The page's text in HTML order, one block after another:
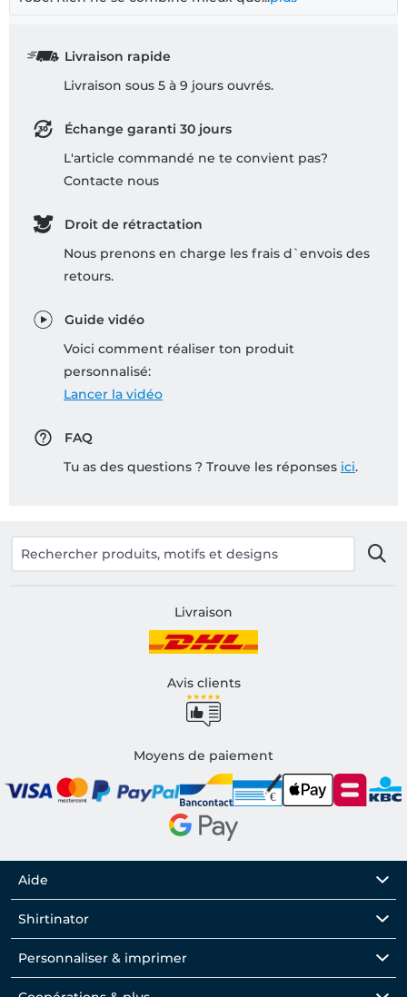
Livraison rapide
Livraison sous 5 à 9 jours ouvrés.
Échange garanti 30 jours
L'article commandé ne te convient pas?
Contacte nous
Droit de rétractation
Nous prenons en charge les frais d`envois des
retours.
Guide vidéo
Voici comment réaliser ton produit
personnalisé:
Lancer la vidéo
FAQ
Tu as des questions ? Trouve les réponses ici.
Livraison
Avis clients
Moyens de paiement
Aide
Shirtinator
Personnaliser & imprimer